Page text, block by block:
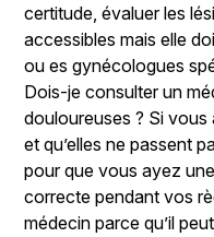
certitude, évaluer les
accessibles mais elle
ou es gynécologues
Dois-je consulter un
douloureuses ? Si
et qu’elles ne passent
pour que vous ayez
correcte pendant vos
médecin parce qu’il